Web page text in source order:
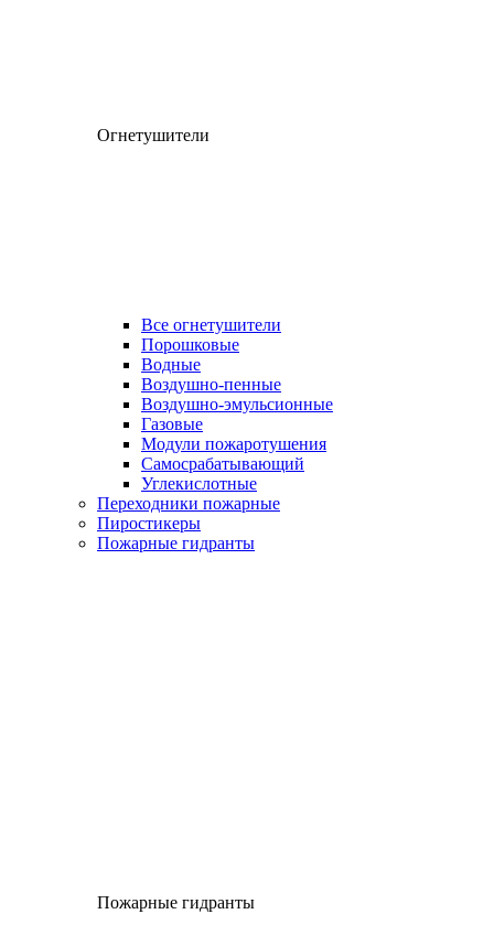
Огнетушители
Все огнетушители
Порошковые
Водные
Воздушно-пенные
Воздушно-эмульсионные
Газовые
Модули пожаротушения
Самосрабатывающий
Углекислотные
Переходники пожарные
Пиростикеры
Пожарные гидранты
Пожарные гидранты